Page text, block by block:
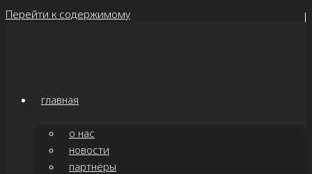
Перейти к содержимому
главная
о нас
новости
партнёры